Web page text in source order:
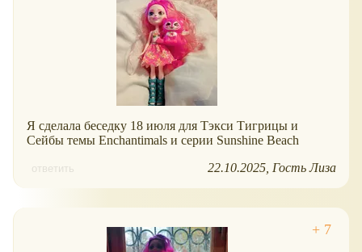
Я сделала беседку 18 июля для Тэкси Тигрицы и
Сейбы темы Enchantimals и серии Sunshine Beach
ответить 22.10.2025 Гость Лиза